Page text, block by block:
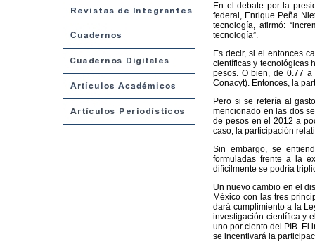
En el debate por la
federal, Enrique Peña
tecnología, afirmó:
tecnología”.
Es decir, si el entonces
científicas y tecnológicas
pesos. O bien, de 0.77
Conacyt). Entonces, la
Pero si se refería al
mencionado en las dos
de pesos en el 2012 a
caso, la participación
Sin embargo, se
formuladas frente a la
difícilmente se podría
Un nuevo cambio en el
México con las tres
dará cumplimiento a la
investigación científica y
uno por ciento del PIB. El
se incentivará la